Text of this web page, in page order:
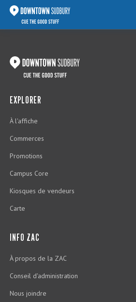
EXPLORER
À l'affiche
Commerces
Promotions
Campus Core
Kiosques de vendeurs
Carte
INFO ZAC
À propos de la ZAC
Conseil d'administration
Nous joindre